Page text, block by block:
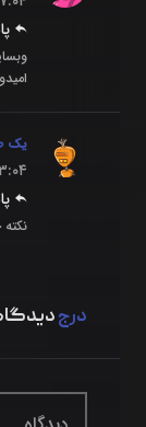
یک
۳:۰۴
درج